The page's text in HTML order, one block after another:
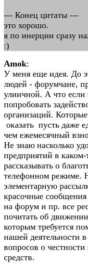
--- Конец цитаты ---
это хорошо.
я по инерции сразу
:)
Amok:
У меня еще идея. До
людей - форумчане,
улиичной. А что если
попробовать
организаций.
оказать пусть даже
чем ежемесячный
Не знаю насколько
предприятий в
рассказывать о
телефонном режиме.
элементарную
красочные
на форум и пр. все
почитать об
которым требуется
нашей деятельности
вопросов о
средств.